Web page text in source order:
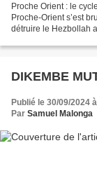
Proche Orient : le
Proche-Orient s’est
détruire le Hezbollah
DIKEMBE
Publié le 30/09/2024
Par Samuel Malonga